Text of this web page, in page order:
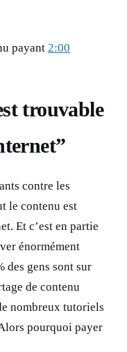
payant 2:00
trouvable
contre les
le contenu est
Et c’est en partie
énormément
des gens sont sur
de contenu
nombreux tutoriels
pourquoi payer